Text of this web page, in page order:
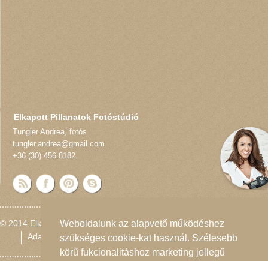
Weboldalunk az alapvető működéshez
szükséges cookie-kat használ. Szélesebb
körű fukcionalitáshoz marketing jellegű
Elkapott Pillanatok Fotóstúdió
Tungler Andrea, fotós
tungler.andrea@gmail.com
+36 (30) 456 8182
© 2014 Elkapott Pillanatok Fotóstúdió
Adatvédelmi nyilatkozat
Oldaltérkép